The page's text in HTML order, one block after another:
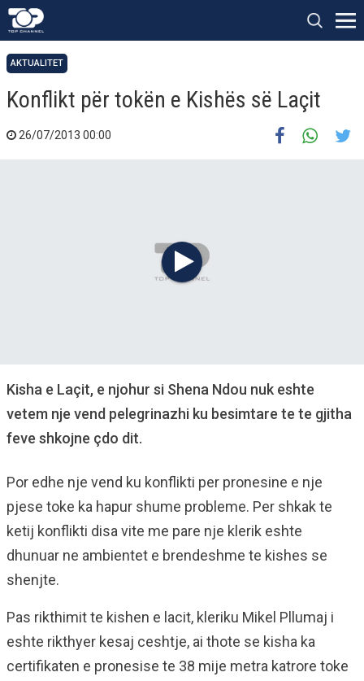
AKTUALITET
Konflikt për tokën e Kishës së Laçit
26/07/2013 00:00
Kisha e Laçit, e njohur si Shena Ndou nuk eshte
vetem nje vend pelegrinazhi ku besimtare te te gjitha
feve shkojne çdo dit.
Por edhe nje vend ku konflikti per pronesine e nje
pjese toke ka hapur shume probleme. Per shkak te
ketij konflikti disa vite me pare nje klerik eshte
dhunuar ne ambientet e brendeshme te kishes se
shenjte.
Pas rikthimit te kishen e lacit, kleriku Mikel Pllumaj i
eshte rikthyer kesaj ceshtje, ai thote se kisha ka
certifikaten e pronesise te 38 mije metra katrore toke